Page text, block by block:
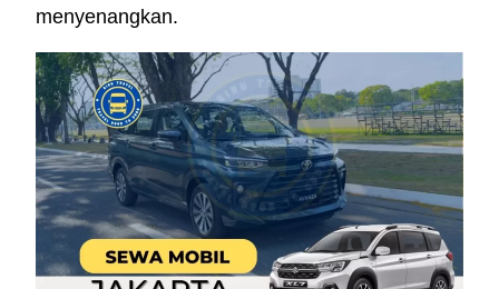
menyenangkan.